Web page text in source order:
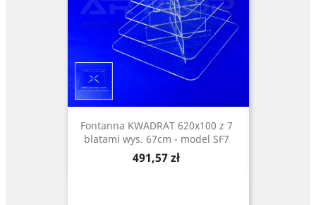
Fontanna KWADRAT 620x100 z 7
blatami wys. 67cm - model SF7
Cena
491,57 zł